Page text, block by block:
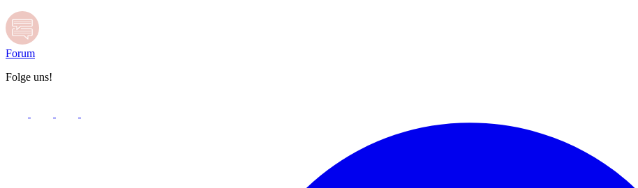
Forum
Folge uns!